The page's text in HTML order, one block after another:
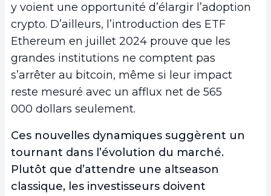
y voient une opportunité d’élargir l’adoption
crypto. D’ailleurs, l’introduction des ETF
Ethereum en juillet 2024 prouve que les
grandes institutions ne comptent pas
s’arrêter au bitcoin, même si leur impact
reste mesuré avec un afflux net de 565
000 dollars seulement.
Ces nouvelles dynamiques suggèrent un
tournant dans l’évolution du marché.
Plutôt que d’attendre une altseason
classique, les investisseurs doivent